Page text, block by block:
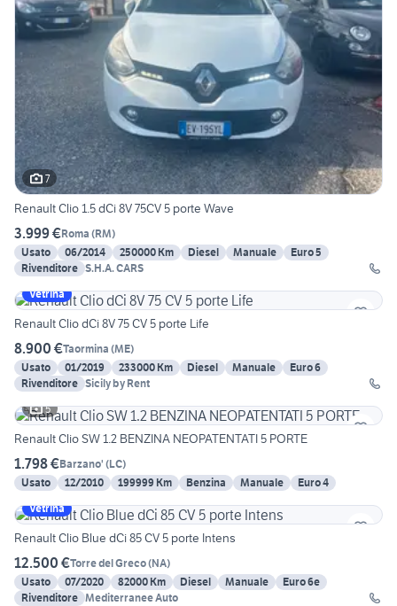
7
Renault Clio 1.5 dCi 8V 75CV 5 porte Wave
3.999 €Roma (RM)
Usato
06/2014 250000 Km Diesel Manuale
Euro 5
Rivenditore S.H.A. CARS
Vetrina
Renault Clio dCi 8V 75 CV 5 porte Life
8.900 €Taormina (ME)
Usato
01/2019 233000 Km Diesel Manuale
Euro 6
Rivenditore Sicily by Rent
5
Renault Clio SW 1.2 BENZINA NEOPATENTATI 5 PORTE
1.798 €Barzano' (LC)
Usato
12/2010 199999 Km Benzina Manuale
Euro 4
Vetrina
Renault Clio Blue dCi 85 CV 5 porte Intens
12.500 €Torre del Greco(NA)
Usato
07/2020 82000 Km Diesel Manuale
Euro 6e
Rivenditore Mediterranee Auto